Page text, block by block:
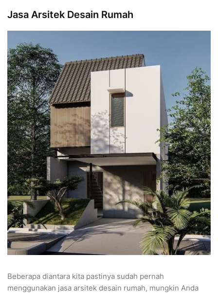
Jasa Arsitek Desain Rumah
Beberapa diantara kita pastinya sudah pernah
menggunakan jasa arsitek desain rumah, mungkin Anda